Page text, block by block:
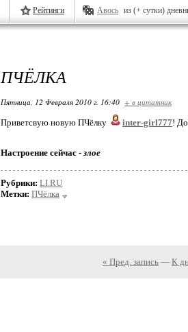
Рейтинги Авось из (+ сутки)
ПЧЁЛКА
Пятница, 12 Февраля 2010 г. 16:40 + в цитатник
Приветсвую новую ПЧёлку
inter-girl777!
Настроение сейчас -злое
Рубрики: LI.RU
Метки: ПЧёлка
« Пред. запись — К